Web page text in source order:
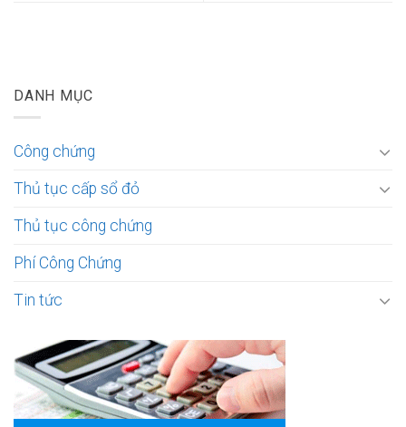
DANH MỤC
Công chứng
Thủ tục cấp sổ đỏ
Thủ tục công chứng
Phí Công Chứng
Tin tức